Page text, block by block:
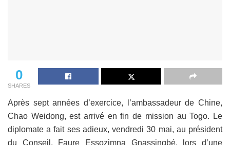
0
SHARES
Après sept années d’exercice, l’ambassadeur de Chine,
Chao Weidong, est arrivé en fin de mission au Togo. Le
diplomate a fait ses adieux, vendredi 30 mai, au président
du Conseil, Faure Essozimna Gnassingbé, lors d’une